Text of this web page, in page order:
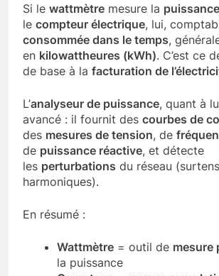
Si le wattmètre mesure la
le compteur électrique, lui,
consommée dans le temps,
en kilowattheures (kWh). C’est ce
de base à la facturation de
L’analyseur de puissance, quant à
avancé : il fournit des courbes de
des mesures de tension, de
de puissance réactive, et détecte
les perturbations du réseau
harmoniques).
En résumé :
Wattmètre = outil de mesure
la puissance